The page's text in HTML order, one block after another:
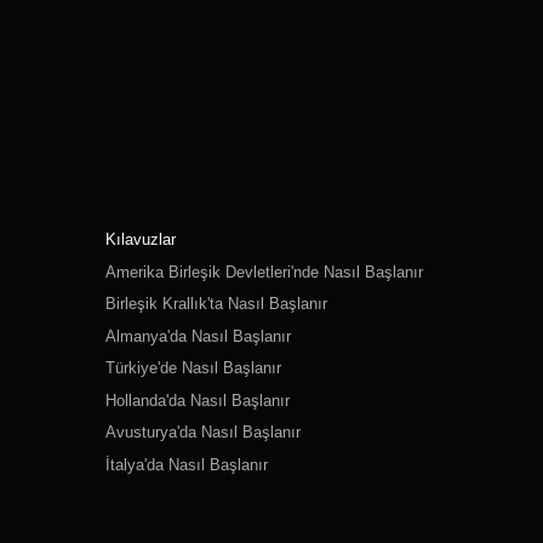
Kılavuzlar
Amerika Birleşik Devletleri'nde Nasıl Başlanır
Birleşik Krallık'ta Nasıl Başlanır
Almanya'da Nasıl Başlanır
Türkiye'de Nasıl Başlanır
Hollanda'da Nasıl Başlanır
Avusturya'da Nasıl Başlanır
İtalya'da Nasıl Başlanır